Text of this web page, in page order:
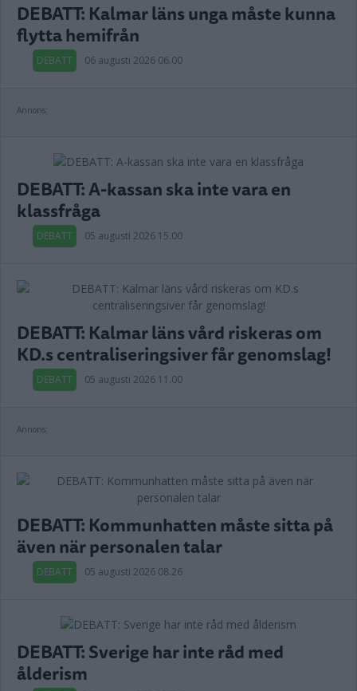
DEBATT: Kalmar läns unga måste kunna
flytta hemifrån
DEBATT 06 augusti 2026 06.00
Annons:
DEBATT: A-kassan ska inte vara en
klassfråga
DEBATT 05 augusti 2026 15.00
DEBATT: Kalmar läns vård riskeras om
KD.s centraliseringsiver får genomslag!
DEBATT 05 augusti 2026 11.00
Annons:
DEBATT: Kommunhatten måste sitta på
även när personalen talar
DEBATT 05 augusti 2026 08.26
DEBATT: Sverige har inte råd med
ålderism